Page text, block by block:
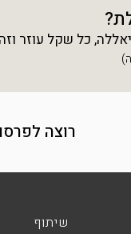
כל שקל עוזר וזה
רוצה
שיתוף